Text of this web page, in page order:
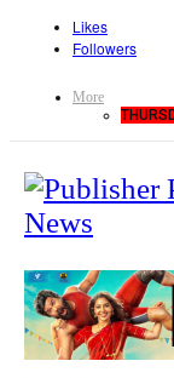
Likes
Followers
More
News